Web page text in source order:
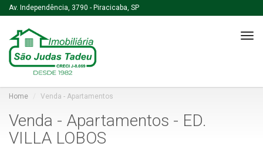
Av. Independência, 3790 - Piracicaba, SP
Home Venda - Apartamentos
Venda - Apartamentos - ED.
VILLA LOBOS